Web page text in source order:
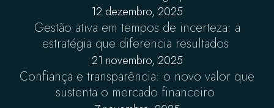
12 dezembro, 2025
Gestão ativa em tempos de incerteza: a
estratégia que diferencia resultados
21 novembro, 2025
Confiança e transparência: o novo valor que
sustenta o mercado financeiro